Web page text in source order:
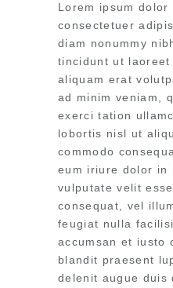
Lorem ipsum dolor
consectetuer
diam nonummy
tincidunt ut laoreet
aliquam erat
ad minim veniam,
exerci tation
lobortis nisl ut
commodo
eum iriure dolor in
vulputate velit
consequat, vel
feugiat nulla
accumsan et iusto
blandit praesent
delenit augue duis